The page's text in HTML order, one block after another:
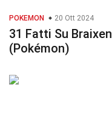
POKEMON 20 Ott 2024
31 Fatti Su Braixen
(Pokémon)